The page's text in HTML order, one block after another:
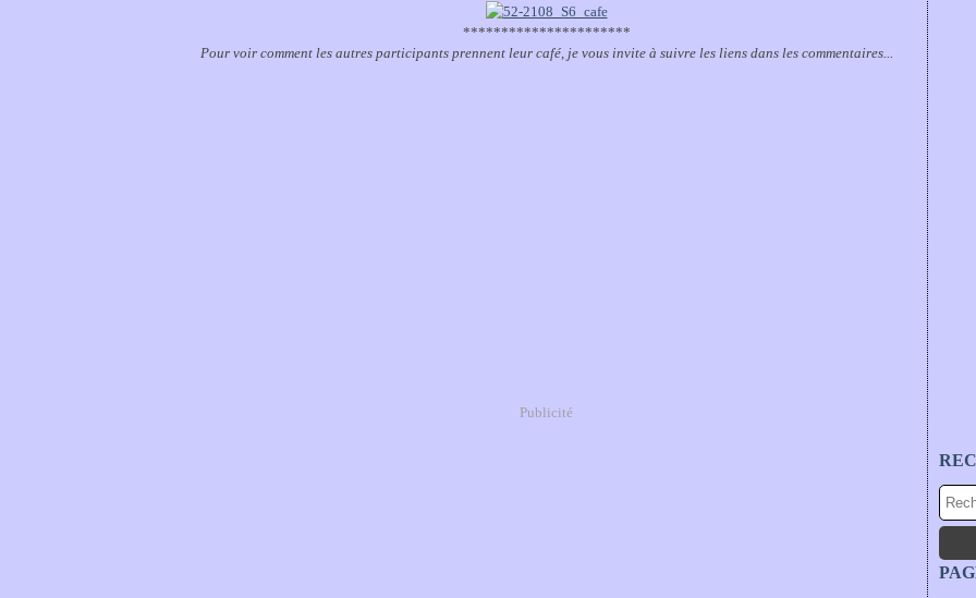
**********************
Pour voir comment les autres participants prennent leur café, je vous invite à suivre les liens dans les commentaires...
Publicité